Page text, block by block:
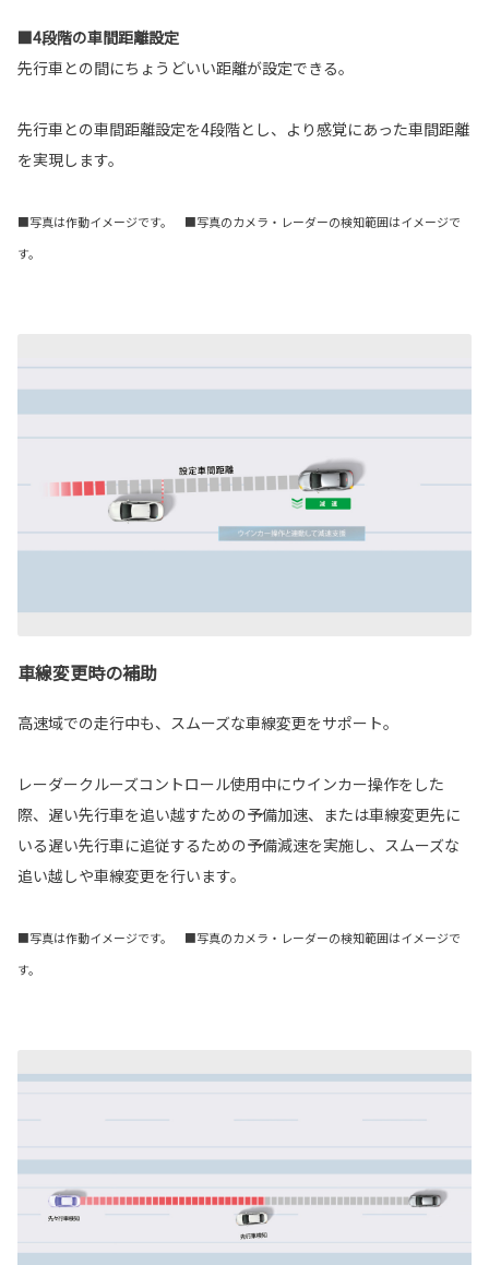
■4段階の車間距離設定
先行車との間にちょうどいい距離が設定できる。
先行車との車間距離設定を4段階とし、より感覚にあった車間距離
を実現します。
■写真は作動イメージです。 ■写真のカメラ・レーダーの検知範囲はイメージで
す。
車線変更時の補助
高速域での走行中も、スムーズな車線変更をサポート。
レーダークルーズコントロール使用中にウインカー操作をした
際、遅い先行車を追い越すための予備加速、または車線変更先に
いる遅い先行車に追従するための予備減速を実施し、スムーズな
追い越しや車線変更を行います。
■写真は作動イメージです。 ■写真のカメラ・レーダーの検知範囲はイメージで
す。